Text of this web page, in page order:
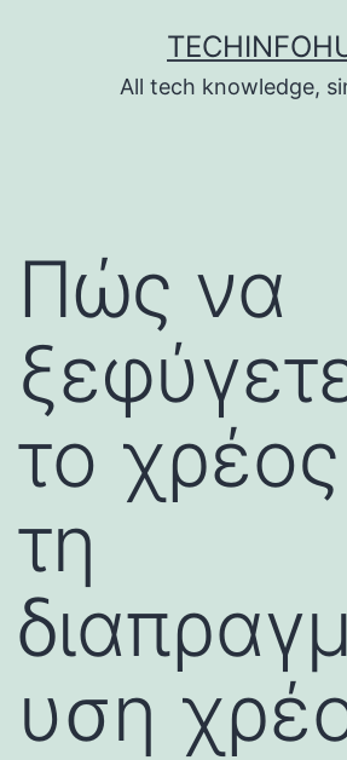
All tech knowledge,
Πώς να
το
τη
υση